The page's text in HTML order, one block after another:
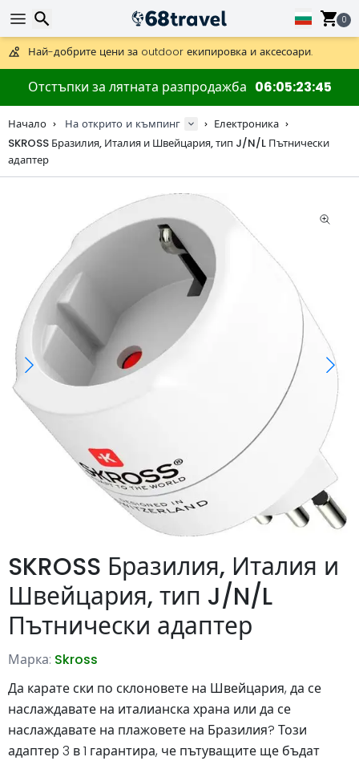
0
Предлага се и DHL Express за една нощ.
30 дни за връщане, 90 дни за дървени карти и декорации.
Най-добрите цени за outdoor екипировка и аксесоари.
Отстъпки за лятната разпродажба 06052345
Начало На открито и къмпинг
Електроника
SKROSS Бразилия, Италия и Швейцария, тип J/N/L Пътнически
адаптер
SKROSS Бразилия, Италия и
Швейцария, тип J/N/L
Пътнически адаптер
Марка: Skross
Да карате ски по склоновете на Швейцария, да се
наслаждавате на италианска храна или да се
наслаждавате на плажовете на Бразилия? Този
адаптер 3 в 1 гарантира, че пътуващите ще бъдат
Търсене
Търсене